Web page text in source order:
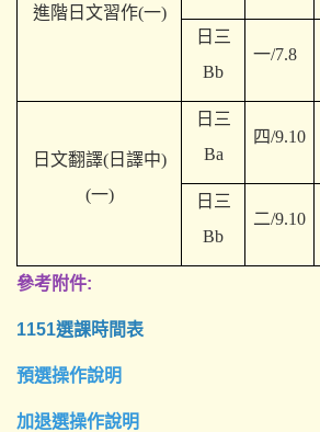
進階日文習作(一)
日三
Bb
一/7.8
日文翻譯(日譯中)
(一)
日三
Ba
四/9.10
日三
Bb
二/9.10
參考附件:
1151選課時間表
預選操作說明
加退選操作說明